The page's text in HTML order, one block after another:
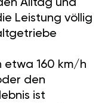
Alltag und
Leistung völlig
etwa 160 km/h
den
ist